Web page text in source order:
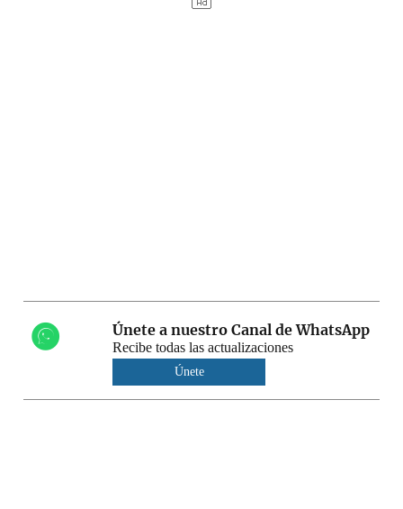
Únete a nuestro Canal de WhatsApp
Recibe todas las actualizaciones
Únete